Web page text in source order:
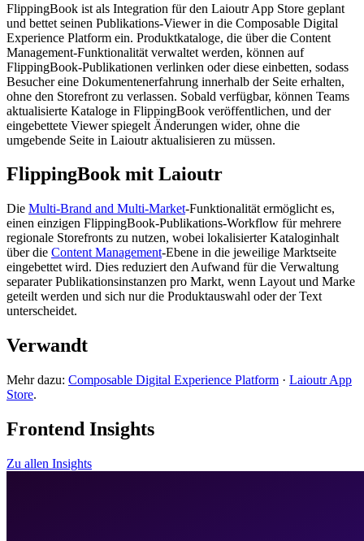
FlippingBook ist als Integration für den Laioutr App Store geplant
und bettet seinen Publikations-Viewer in die Composable Digital
Experience Platform ein. Produktkataloge, die über die Content
Management-Funktionalität verwaltet werden, können auf
FlippingBook-Publikationen verlinken oder diese einbetten, sodass
Besucher eine Dokumentenerfahrung innerhalb der Seite erhalten,
ohne den Storefront zu verlassen. Sobald verfügbar, können Teams
aktualisierte Kataloge in FlippingBook veröffentlichen, und der
eingebettete Viewer spiegelt Änderungen wider, ohne die
umgebende Seite in Laioutr aktualisieren zu müssen.
FlippingBook mit Laioutr
Die Multi-Brand and Multi-Market-Funktionalität ermöglicht es,
einen einzigen FlippingBook-Publikations-Workflow für mehrere
regionale Storefronts zu nutzen, wobei lokalisierter Kataloginhalt
über die Content Management-Ebene in die jeweilige Marktseite
eingebettet wird. Dies reduziert den Aufwand für die Verwaltung
separater Publikationsinstanzen pro Markt, wenn Layout und Marke
geteilt werden und sich nur die Produktauswahl oder der Text
unterscheidet.
Verwandt
Mehr dazu: Composable Digital Experience Platform · Laioutr App
Store.
Frontend Insights
Zu allen Insights